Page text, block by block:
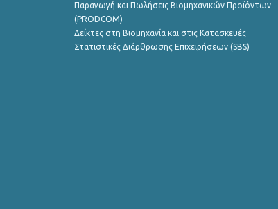
Παραγωγή και Πωλήσεις Βιομηχανικών Προϊόντων
(PRODCOM)
Δείκτες στη Βιομηχανία και στις Κατασκευές
Στατιστικές Διάρθρωσης Επιχειρήσεων (SBS)